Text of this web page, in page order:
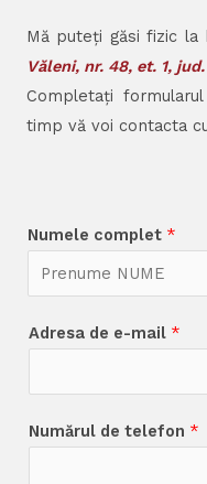
Mă puteți găsi fizic la
Văleni, nr. 48, et. 1,
Completați
timp vă voi contacta
Numele complet *
Adresa de e-mail *
Numărul de telefon *